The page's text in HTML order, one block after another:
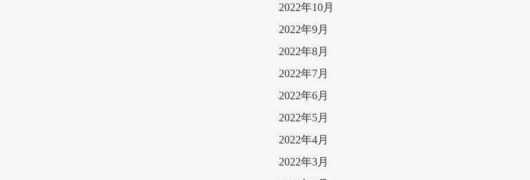
2022年10月
2022年9月
2022年8月
2022年7月
2022年6月
2022年5月
2022年4月
2022年3月